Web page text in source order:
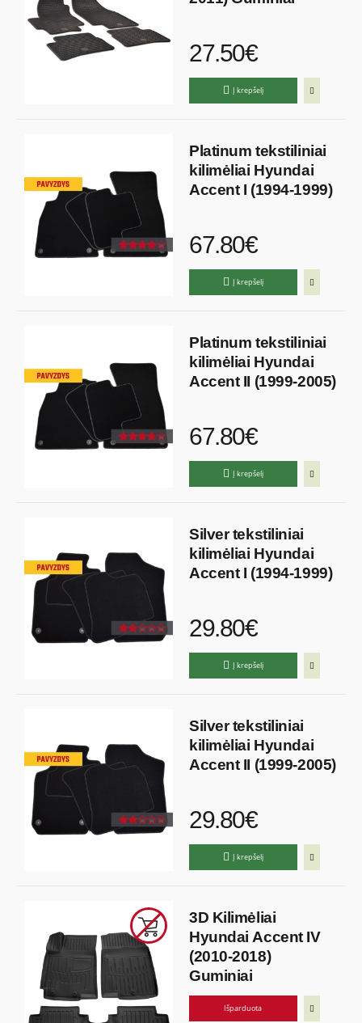
27.50€
Į krepšelį
Platinum tekstiliniai
kilimėliai Hyundai
Accent I (1994-1999)
67.80€
Į krepšelį
Platinum tekstiliniai
kilimėliai Hyundai
Accent II (1999-2005)
67.80€
Į krepšelį
Silver tekstiliniai
kilimėliai Hyundai
Accent I (1994-1999)
29.80€
Į krepšelį
Silver tekstiliniai
kilimėliai Hyundai
Accent II (1999-2005)
29.80€
Į krepšelį
3D Kilimėliai
Hyundai Accent IV
(2010-2018)
Guminiai
Išparduota